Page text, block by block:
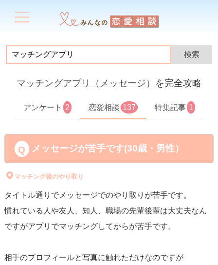
マッチングアプリ（メッセージ） を完全攻略
アンケート 2 恋愛相談 137 特集記事 1
メッセージが苦手です(30歳・男性）
マッチング後のやり取り
タイトル通りでメッセージでのやり取りが苦手です。
慣れている人や友人、知人、職場の先輩後輩は大丈夫なん
ですがアプリでマッチングしてからが苦手です。
相手のプロフィールと写真に触れただけなのですが